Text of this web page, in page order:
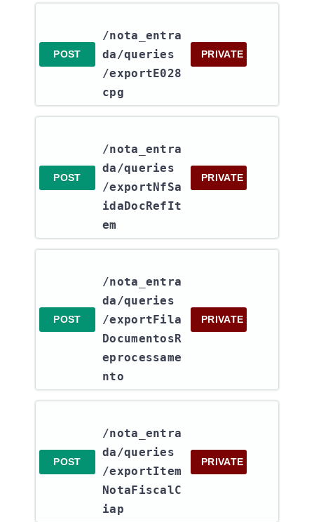
POST
/nota_entra
da​/queries​
/exportE028
cpg
PRIVATE
POST
/nota_entra
da​/queries​
/exportNfSa
idaDocRefIt
em
PRIVATE
POST
/nota_entra
da​/queries​
/exportFila
DocumentosR
eprocessame
nto
PRIVATE
POST
/nota_entra
da​/queries​
/exportItem
NotaFiscalC
iap
PRIVATE